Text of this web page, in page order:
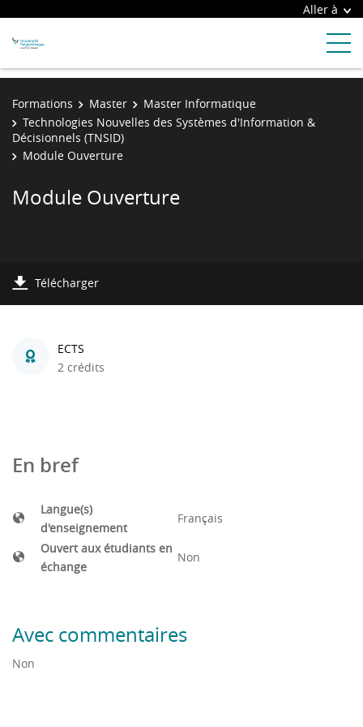
Aller à
Formations Master
Master Informatique
Technologies Nouvelles des Systèmes d'Information &
Décisionnels (TNSID)
Module Ouverture
Module Ouverture
Télécharger
ECTS
2 crédits
En bref
Langue(s)
d'enseignement
Français
Ouvert aux étudiants en
échange
Non
Avec commentaires
Non